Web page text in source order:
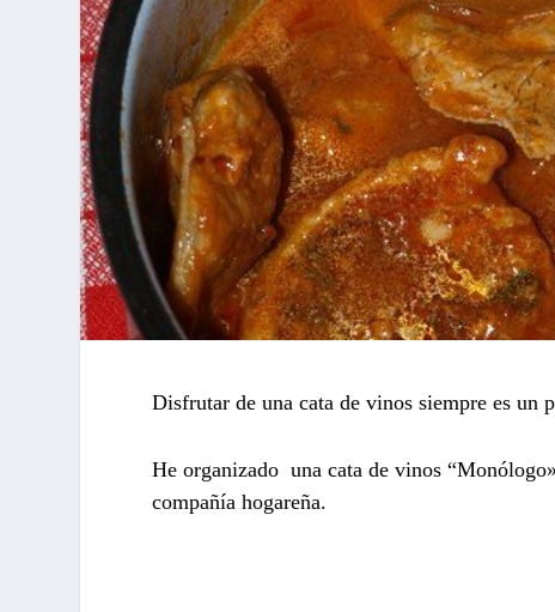
Disfrutar de una cata de vinos siempre es
He organizado una cata de vinos
compañía hogareña.